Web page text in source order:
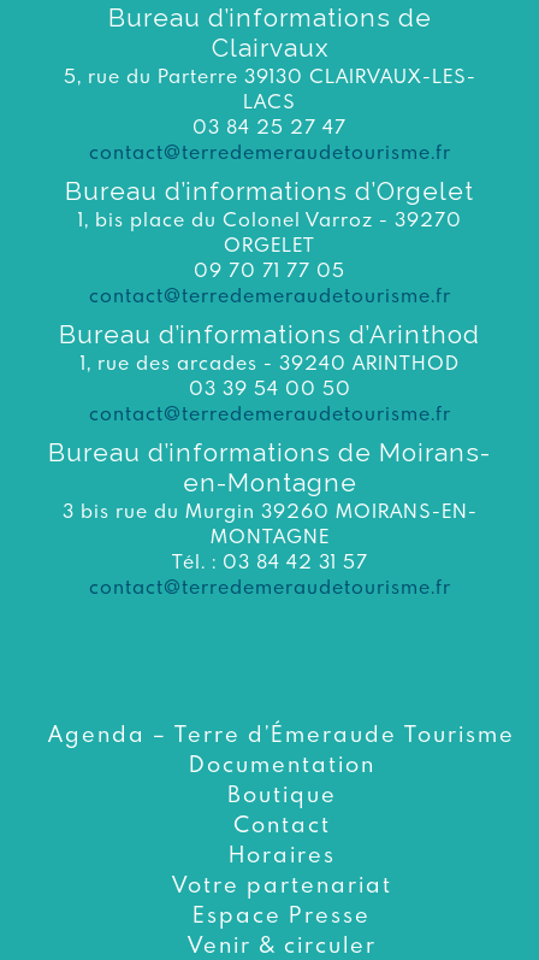
Bureau d’informations de
Clairvaux
5, rue du Parterre 39130 CLAIRVAUX-LES-
LACS
03 84 25 27 47
contact@terredemeraudetourisme.fr
Bureau d’informations d’Orgelet
1, bis place du Colonel Varroz - 39270
ORGELET
09 70 71 77 05
contact@terredemeraudetourisme.fr
Bureau d’informations d’Arinthod
1, rue des arcades - 39240 ARINTHOD
03 39 54 00 50
contact@terredemeraudetourisme.fr
Bureau d’informations de Moirans-
en-Montagne
3 bis rue du Murgin 39260 MOIRANS-EN-
MONTAGNE
Tél. : 03 84 42 31 57
contact@terredemeraudetourisme.fr
Agenda – Terre d’Émeraude Tourisme
Documentation
Boutique
Contact
Horaires
Votre partenariat
Espace Presse
Venir & circuler